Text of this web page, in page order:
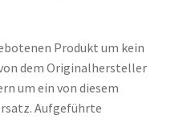
Produkt um kein
dem Originalhersteller
um ein von diesem
Aufgeführte